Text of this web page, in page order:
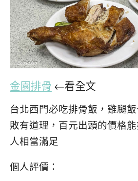
金園排骨 ←看全文
台北西門必吃排骨飯，雞腿
敗有道理，百元出頭的價格
人相當滿足
個人評價：